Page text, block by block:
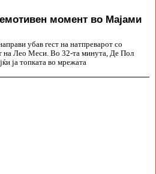
момент во Мајами
убав гест на натпреварот со
на Лео Меси. Во 32-та минута, Де Пол
ја топката во мрежата